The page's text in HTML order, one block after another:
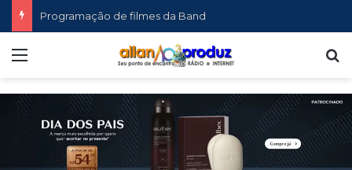
Programação de filmes da Band